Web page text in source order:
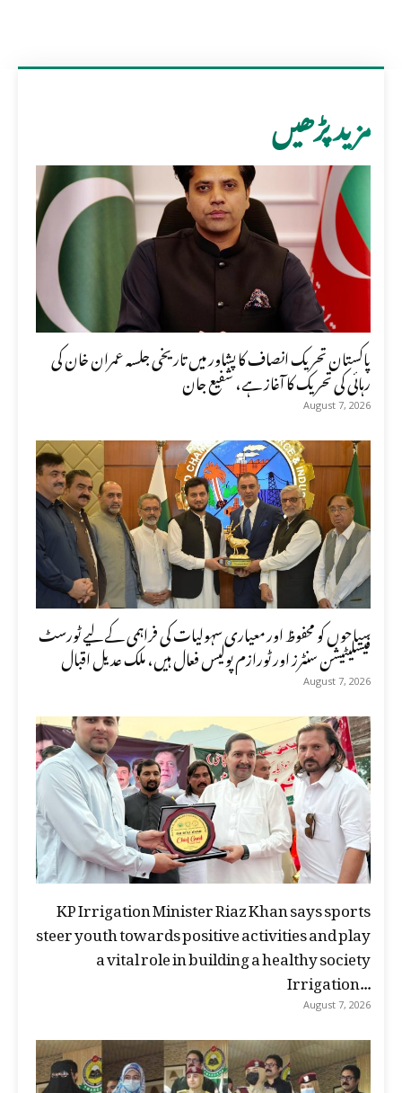
مزید پڑھیں
پاکستان تحریک انصاف کا پشاور میں تاریخی جلسہ عمران خان کی
رہائی کی تحریک کا آغاز ہے، شفیع جان
August 7, 2026
سیاحوں کو محفوظ اور معیاری سہولیات کی فراہمی کے لیے ٹورسٹ
فیسلیٹیشن سنٹرز اور ٹورازم پولیس فعال ہیں، ملک عدیل اقبال
August 7, 2026
KP Irrigation Minister Riaz Khan says sports
steer youth towards positive activities and play
a vital role in building a healthy society
Irrigation...
August 7, 2026